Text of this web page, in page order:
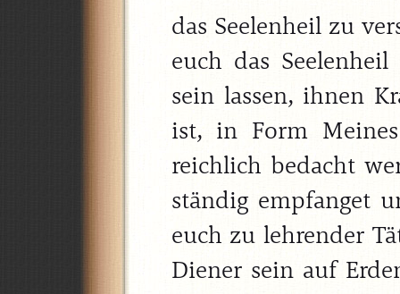
das Seelenheil zu
euch das
sein lassen, ihnen
ist, in Form
reichlich bedacht
ständig empfanget
euch zu lehrender
Diener sein auf